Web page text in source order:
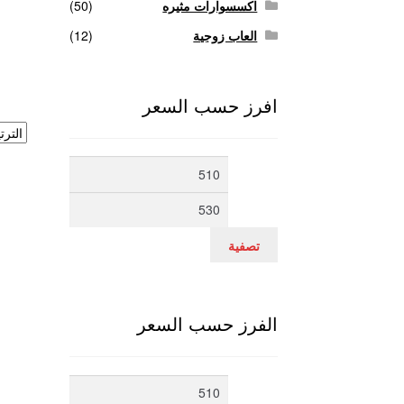
اكسسوارات مثيره
(50)
العاب زوجية
(12)
افرز حسب السعر
أدنى
تصفية
الفرز حسب السعر
أدنى